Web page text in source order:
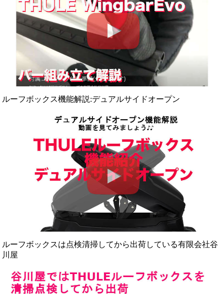
ルーフボックス機能解説:デュアルサイドオープン
ルーフボックスは点検清掃してから出荷している有限会社谷
川屋